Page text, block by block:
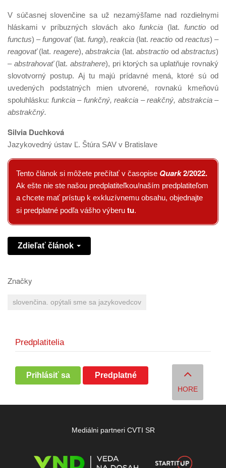
V súčasnej slovenčine sa už nezamýšľame nad rozdielnymi
hláskami v príbuzných slovách akofunkcia(lat. functiood
functus)– fungovať (lat. fungi), reakcia (lat.reactio od reactus)–
reagovať(lat. reagere), abstrakcia (lat.abstractio odabstractus)
– abstrahovať(lat. abstrahere), pri ktorých sa uplatňuje rovnaký
slovotvorný postup. Aj tu majú prídavné mená, ktoré sú od
uvedených podstatných mien utvorené, rovnakú kmeňovú
spoluhlásku: funkcia – funkčný, reakcia – reakčný, abstrakcia –
abstrakčný.
Silvia Duchková
Jazykovedný ústav Ľ. Štúra SAV v Bratislave
Tento článok si môžete prečítať v časopise Quark2/2022.
Ak ešte nie ste našou predplatiteľkou/naším predplatiteľom
a chcete mať prístup k exkluzívnemu obsahu, objednajte
si predplatné podľa vášho výberu tu.
Zdieľať článok
Značky
slovenčina. opýtali sme sa jazykovedcov
Predplatitelia
Prihlásiť sa Predplatné
HORE
Mediálni partneri CVTI SR